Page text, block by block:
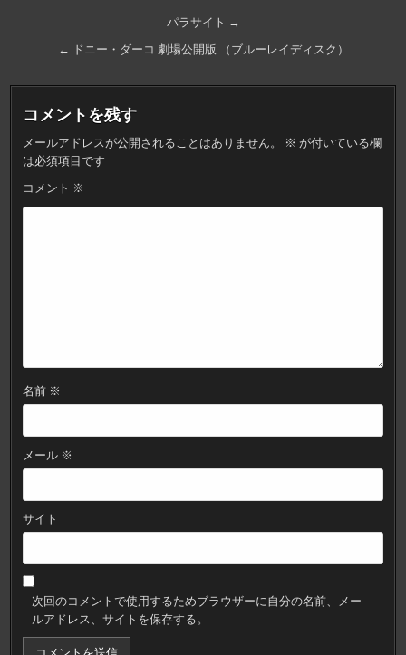
ビ
ゲ
ー
シ
ョ
パラサイト →
← ドニー・ダーコ 劇場公開版 （ブルーレイディスク）
コメントを残す
メールアドレスが公開されることはありません。 ※ が付いている欄
は必須項目です
コメント ※
名前 ※
メール ※
サイト
次回のコメントで使用するためブラウザーに自分の名前、メー
ルアドレス、サイトを保存する。